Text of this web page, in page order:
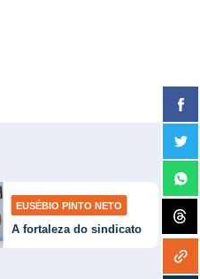
EUSÉBIO PINTO NETO
A fortaleza do sindicato